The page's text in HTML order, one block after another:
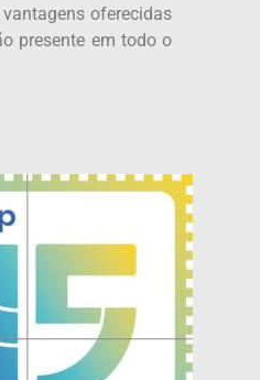
oferecidas
presente em todo o